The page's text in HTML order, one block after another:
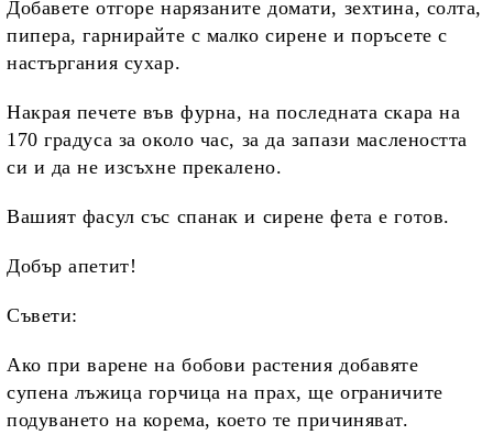
Добавете отгоре нарязаните домати, зехтина, солта,
пипера, гарнирайте с малко сирене и поръсете с
настъргания сухар.
Накрая печете във фурна, на последната скара на
170 градуса за около час, за да запази маслеността
си и да не изсъхне прекалено.
Вашият фасул със спанак и сирене фета е готов.
Добър апетит!
Съвети:
Ако при варене на бобови растения добавяте
супена лъжица горчица на прах, ще ограничите
подуването на корема, което те причиняват.